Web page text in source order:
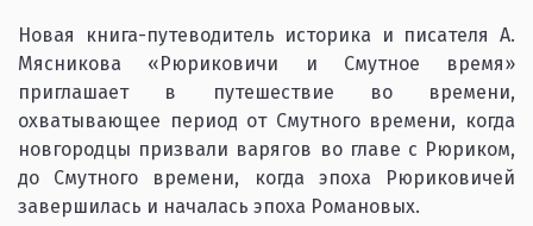
Новая книга-путеводитель историка и писателя А.
Мясникова «Рюриковичи и Смутное время»
приглашает в путешествие во времени,
охватывающее период от Смутного времени, когда
новгородцы призвали варягов во главе с Рюриком,
до Смутного времени, когда эпоха Рюриковичей
завершилась и началась эпоха Романовых.